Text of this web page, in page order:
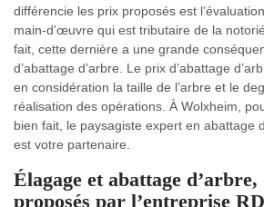
différencie les prix proposés est
main-d’œuvre qui est tributaire de la
fait, cette dernière a une grande
d’abattage d’arbre. Le prix d’abattage
en considération la taille de l’arbre et le
réalisation des opérations. À Wolxheim,
bien fait, le paysagiste expert en abattage
est votre partenaire.
Élagage et abattage d’arbre,
proposés par l’entreprise